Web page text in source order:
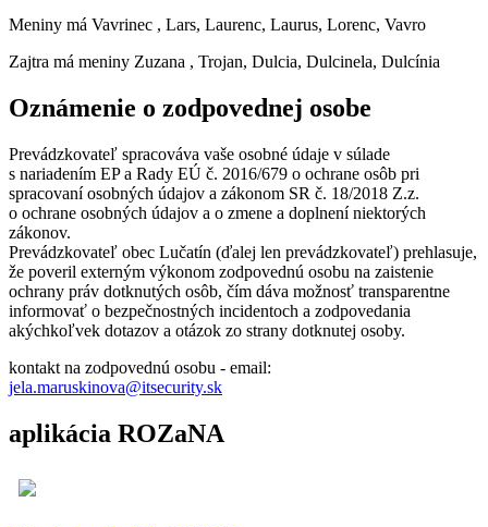
Meniny má Vavrinec , Lars, Laurenc, Laurus, Lorenc, Vavro
Zajtra má meniny Zuzana , Trojan, Dulcia, Dulcinela, Dulcínia
Oznámenie o zodpovednej osobe
Prevádzkovateľ spracováva vaše osobné údaje v súlade
s nariadením EP a Rady EÚ č. 2016/679 o ochrane osôb pri
spracovaní osobných údajov a zákonom SR č. 18/2018 Z.z.
o ochrane osobných údajov a o zmene a doplnení niektorých
zákonov.
Prevádzkovateľ obec Lučatín (ďalej len prevádzkovateľ) prehlasuje,
že poveril externým výkonom zodpovednú osobu na zaistenie
ochrany práv dotknutých osôb, čím dáva možnosť transparentne
informovať o bezpečnostných incidentoch a zodpovedania
akýchkoľvek dotazov a otázok zo strany dotknutej osoby.
kontakt na zodpovednú osobu - email:
jela.maruskinova@itsecurity.sk
aplikácia ROZaNA